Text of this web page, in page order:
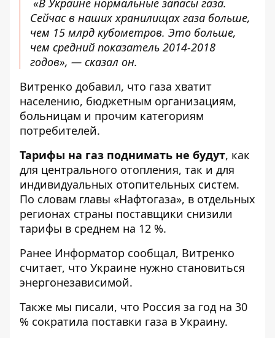
«В Украине нормальные запасы газа.
Сейчас в наших хранилищах газа больше,
чем 15 млрд кубометров. Это больше,
чем средний показатель 2014-2018
годов», — сказал он.
Витренко добавил, что газа хватит
населению, бюджетным организациям,
больницам и прочим категориям
потребителей.
Тарифы на газ поднимать не будут, как
для центрального отопления, так и для
индивидуальных отопительных систем.
По словам главы «Нафтогаза», в отдельных
регионах страны поставщики снизили
тарифы в среднем на 12 %.
Ранее Информатор сообщал, Витренко
считает, что Украине нужно становиться
энергонезависимой.
Также мы писали, что Россия за год на 30
% сократила поставки газа в Украину.